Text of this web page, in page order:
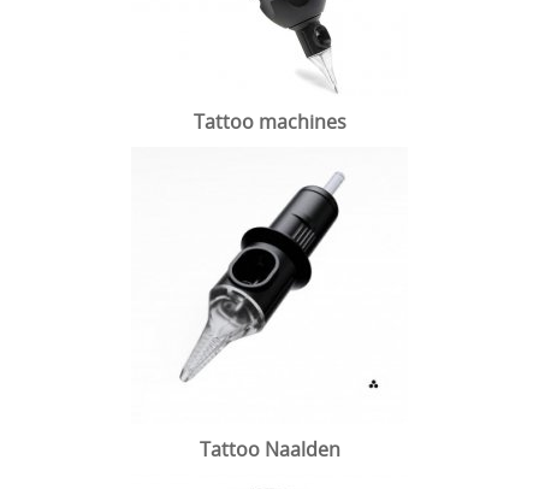
Tattoo machines
Tattoo Naalden